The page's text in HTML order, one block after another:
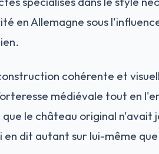
en Allemagne sous
cohérente et
médiévale tout en
le château original n'avait
en dit autant sur lui-même